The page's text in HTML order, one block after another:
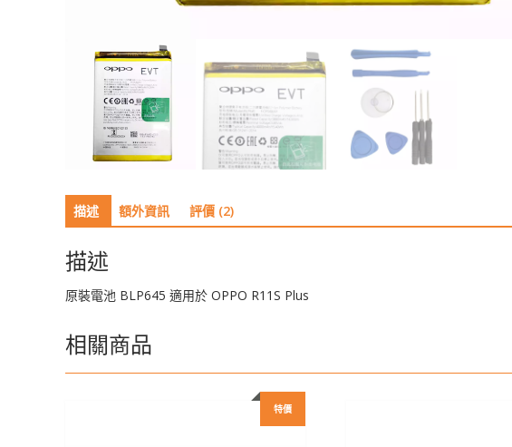
描述 額外資訊 評價 (2)
描述
原裝電池 BLP645 適用於 OPPO R11S Plus
相關商品
特價